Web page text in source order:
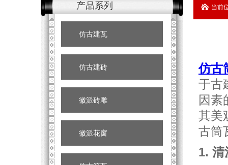
产品系列
仿古建瓦
仿古建砖
徽派砖雕
徽派花窗
当前
仿古
于古
因素
其美
古筒
1. 清